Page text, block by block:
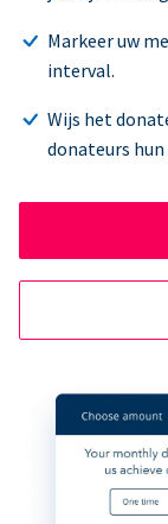
Markeer uw
interval.
Wijs het
donateurs